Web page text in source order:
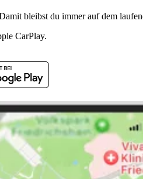
bleibst du immer auf dem
CarPlay.